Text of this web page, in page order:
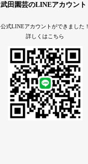
武田園芸のLINEアカウント
公式LINEアカウントができました！
詳しくはこちら